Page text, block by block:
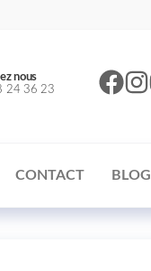
nous
24 36 23
CONTACT BLOG